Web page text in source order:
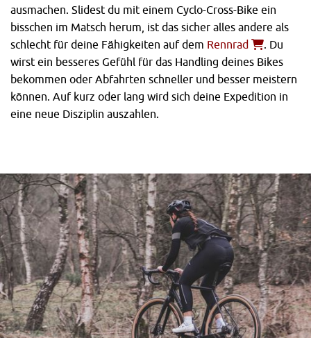
ausmachen. Slidest du mit einem Cyclo-Cross-Bike ein
bisschen im Matsch herum, ist das sicher alles andere als
schlecht für deine Fähigkeiten auf dem Rennrad
. Du
wirst ein besseres Gefühl für das Handling deines Bikes
bekommen oder Abfahrten schneller und besser meistern
können. Auf kurz oder lang wird sich deine Expedition in
eine neue Disziplin auszahlen.